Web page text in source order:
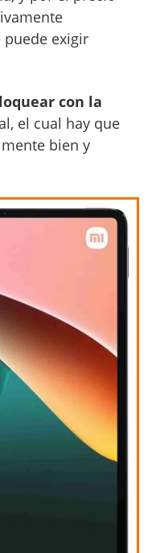
puede exigir
con la
el cual hay que
bien y